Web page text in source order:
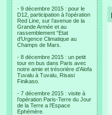
- 9 décembre 2015 : pour le
D12, participation à l’opération
Red Line, sur l’avenue de la
Grande Armée et au
rassemblement “Etat
d’Urgence Climatique au
Champs de Mars.
- 8 décembre 2015 : un petit
tour en bus dans Paris avec
notre amie et trésorière d’Alofa
Tuvalu à Tuvalu, Risasi
Finikaso.
- 7 décembre 2015 : visite à
l’opération Paris-Terre du Jour
de la Terre a l’Espace
Ephémère.